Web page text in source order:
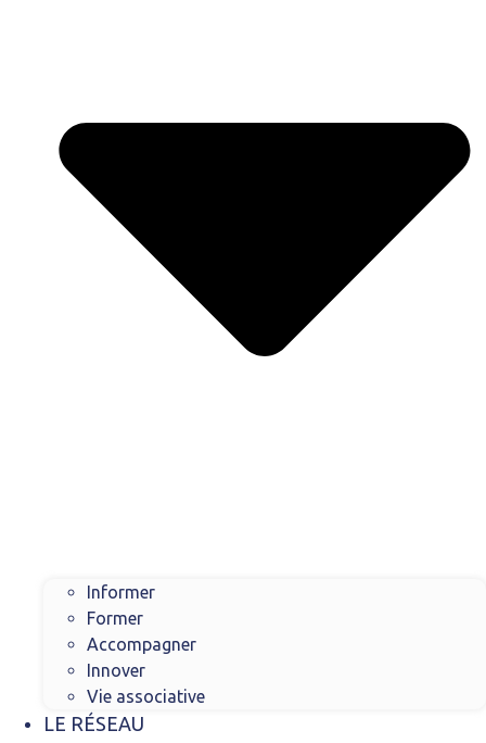
Informer
Former
Accompagner
Innover
Vie associative
LE RÉSEAU